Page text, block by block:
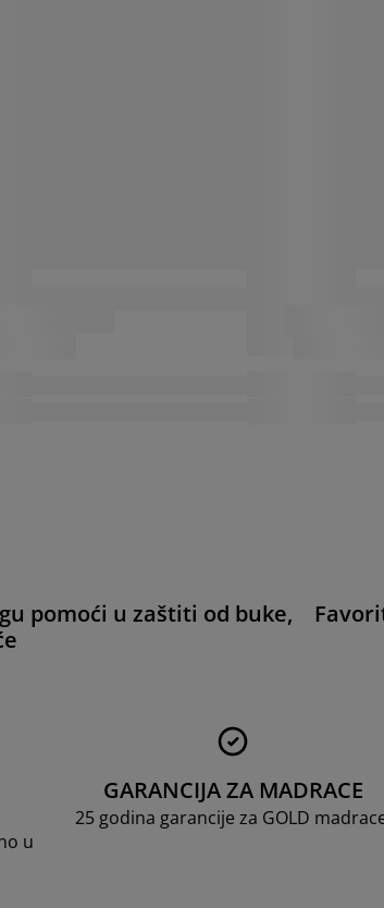
pomoći u zaštiti od buke,
u
GARANCIJA ZA MADRACE
25 godina garancije za GOLD